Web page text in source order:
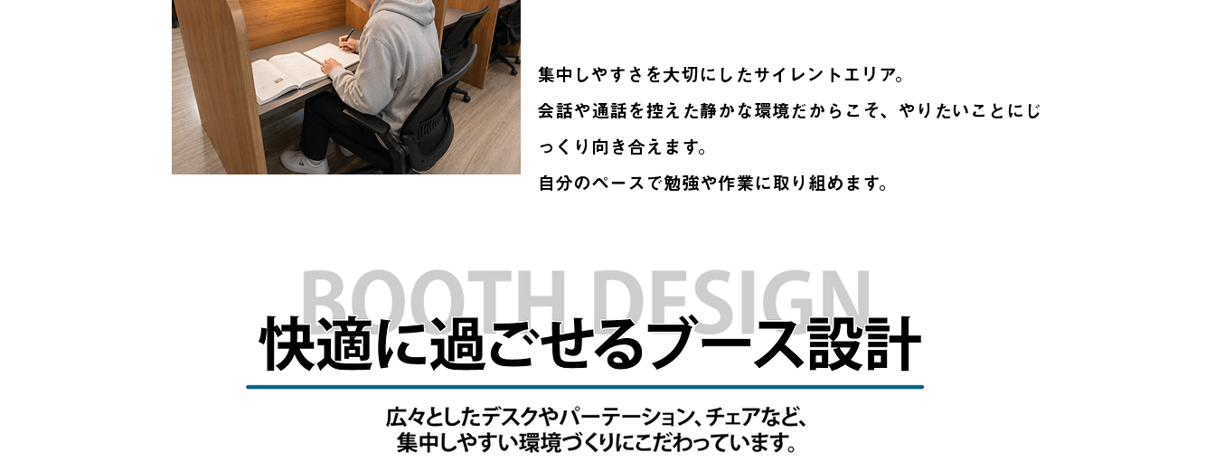
集中しやすさを大切にしたサイレントエリア。
会話や通話を控えた静かな環境だからこそ、やりたいことにじ
っくり向き合えます。
自分のペースで勉強や作業に取り組めます。